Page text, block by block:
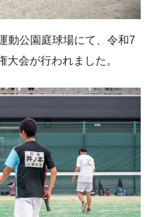
動公園庭球場にて、令和7
会が行われました。